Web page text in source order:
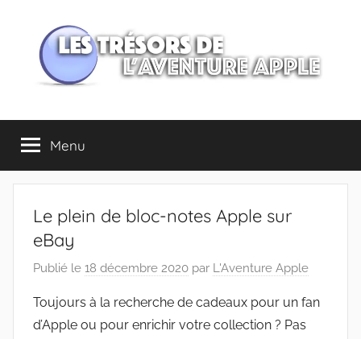
contenu
Les
trésors
de
l'Aventure
Apple
Menu
Le plein de bloc-notes Apple sur
eBay
Publié le 18 décembre 2020 par L'Aventure Apple
Toujours à la recherche de cadeaux pour un fan
d’Apple ou pour enrichir votre collection ? Pas